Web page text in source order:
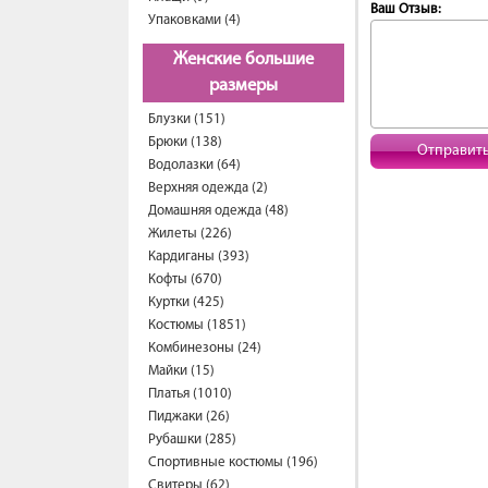
Упаковками (4)
Женские большие
размеры
Блузки (151)
Брюки (138)
Водолазки (64)
Верхняя одежда (2)
Домашняя одежда (48)
Жилеты (226)
Кардиганы (393)
Кофты (670)
Куртки (425)
Костюмы (1851)
Комбинезоны (24)
Майки (15)
Платья (1010)
Пиджаки (26)
Рубашки (285)
Спортивные костюмы (196)
Ваш Отзыв: